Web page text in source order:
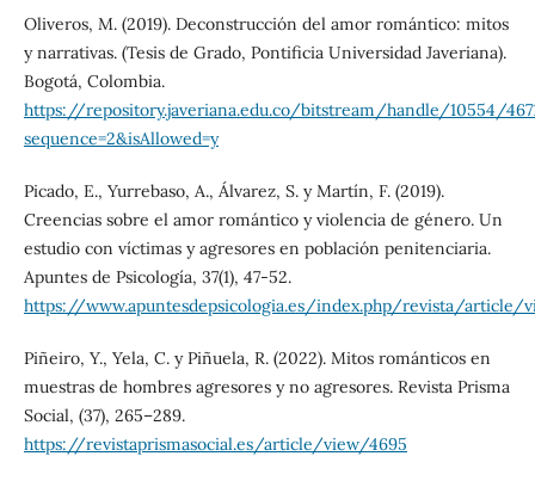
Oliveros, M. (2019). Deconstrucción del amor romántico: mitos
y narrativas. (Tesis de Grado, Pontificia Universidad Javeriana).
Bogotá, Colombia.
https://repository.javeriana.edu.co/bitstream/handle/10554/
sequence=2&isAllowed=y
Picado, E., Yurrebaso, A., Álvarez, S. y Martín, F. (2019).
Creencias sobre el amor romántico y violencia de género. Un
estudio con víctimas y agresores en población penitenciaria.
Apuntes de Psicología, 37(1), 47-52.
https://www.apuntesdepsicologia.es/index.php/revista/article/
Piñeiro, Y., Yela, C. y Piñuela, R. (2022). Mitos románticos en
muestras de hombres agresores y no agresores. Revista Prisma
Social, (37), 265–289.
https://revistaprismasocial.es/article/view/4695